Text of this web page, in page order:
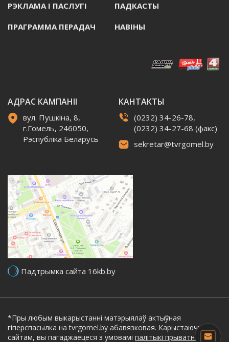
РЭКЛАМА I ПАСЛУГI ПАДКАСТЫ
ПРАГРАММА ПЕРАДАЧ НАВIНЫ
АДРАС КАМПАНІІ
вул. Пушкіна, 8,
г.Гомель, 246050,
Рэспубліка Беларусь
КАНТАКТЫ
(0232) 34-26-78,
(0232) 34-27-68 (факс)
sekretar@tvrgomel.by
Падтрымка сайта 16kb.by
*Пры любым выкарыстанні матэрыялаў актыўная
гіперспасылка на tvrgomel.by абавязковая. Карыстаючыся
сайтам, вы пагаджаецеся з умовамі палітыкі прыватнасці.